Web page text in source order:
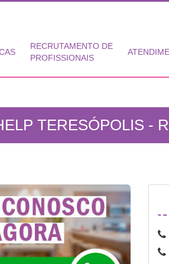
RECRUTAMENTO DE
PROFISSIONAIS
TERESÓPOLIS -